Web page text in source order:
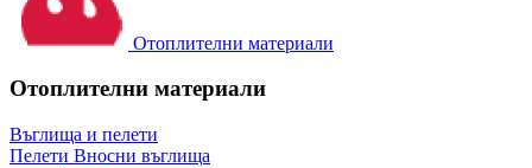
Отоплителни материали
Отоплителни материали
Въглища и пелети
Пелети Вносни въглища